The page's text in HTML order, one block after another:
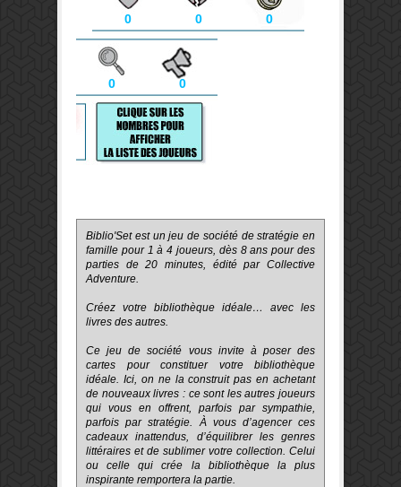
0 0 0
0 0
Biblio'Set est un jeu de société de stratégie en
famille pour 1 à 4 joueurs, dès 8 ans pour des
parties de 20 minutes, édité par Collective
Adventure.
Créez votre bibliothèque idéale… avec les
livres des autres.
Ce jeu de société vous invite à poser des
cartes pour constituer votre bibliothèque
idéale. Ici, on ne la construit pas en achetant
de nouveaux livres : ce sont les autres joueurs
qui vous en offrent, parfois par sympathie,
parfois par stratégie. À vous d’agencer ces
cadeaux inattendus, d’équilibrer les genres
littéraires et de sublimer votre collection. Celui
ou celle qui crée la bibliothèque la plus
inspirante remportera la partie.